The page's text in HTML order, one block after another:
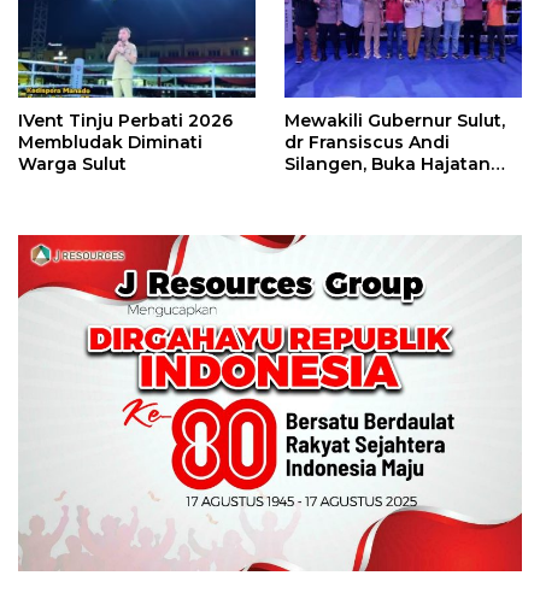
IVent Tinju Perbati 2026
Membludak Diminati
Warga Sulut
Mewakili Gubernur Sulut,
dr Fransiscus Andi
Silangen, Buka Hajatan